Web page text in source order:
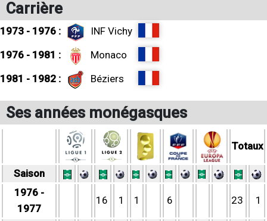
Carrière
1973 - 1976 :
INF Vichy
1976 - 1981 :
Monaco
1981 - 1982 :
Béziers
Ses années monégasques
Totaux
Saison
1976 -
1977
16 1 1 6 23 1